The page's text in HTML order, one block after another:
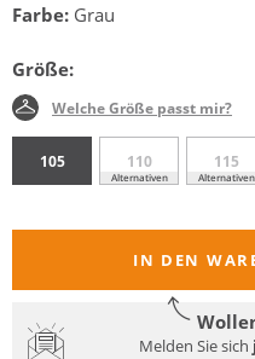
Farbe: Grau
Größe:
Welche Größe passt mir?
105 110
Alternativen
115
Alternativen
IN DEN
Melden Sie sich